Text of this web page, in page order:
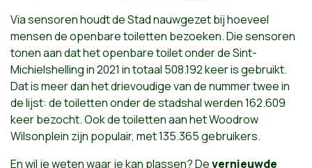
Via sensoren houdt de Stad nauwgezet bij hoeveel
mensen de openbare toiletten bezoeken. Die sensoren
tonen aan dat het openbare toilet onder de Sint-
Michielshelling in 2021 in totaal 508.192 keer is gebruikt.
Dat is meer dan het drievoudige van de nummer twee in
de lijst: de toiletten onder de stadshal werden 162.609
keer bezocht. Ook de toiletten aan het Woodrow
Wilsonplein zijn populair, met 135.365 gebruikers.
En wil je weten waar je kan plassen? Devernieuwde